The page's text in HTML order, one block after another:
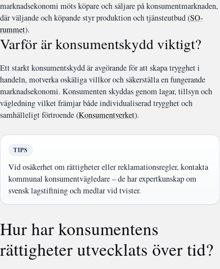
marknadsekonomi möts köpare och säljare på konsumentmarknaden,
där väljande och köpande styr produktion och tjänsteutbud (SO-
rummet).
Varför är konsumentskydd viktigt?
Ett starkt konsumentskydd är avgörande för att skapa trygghet i
handeln, motverka oskäliga villkor och säkerställa en fungerande
marknadsekonomi. Konsumenten skyddas genom lagar, tillsyn och
vägledning vilket främjar både individualiserad trygghet och
samhälleligt förtroende (Konsumentverket).
TIPS
Vid osäkerhet om rättigheter eller reklamationsregler, kontakta
kommunal konsumentvägledare – de har expertkunskap om
svensk lagstiftning och medlar vid tvister.
Hur har konsumentens
rättigheter utvecklats över tid?